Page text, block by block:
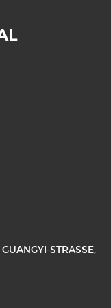
STRASSE,